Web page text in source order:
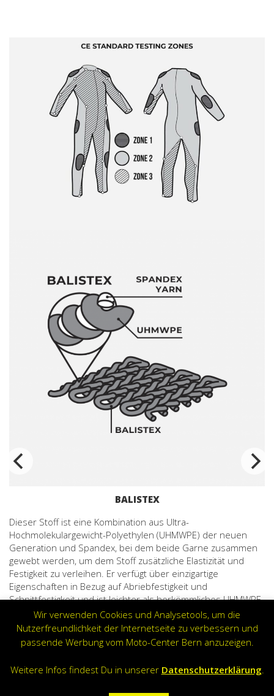
BALISTEX
Dieser Stoff ist eine Kombination aus Ultra-
Hochmolekulargewicht-Polyethylen (UHMWPE) der neuen
Generation und Spandex, bei dem beide Garne zusammen
gewebt werden, um dem Stoff zusätzliche Elastizität und
Festigkeit zu verleihen. Er verfügt über einzigartige
Eigenschaften in Bezug auf Abriebfestigkeit und
Schnittfestigkeit und ist leichter als herkömmliches UHMWPE.
Ursprünglich für militärische und rechtshandhavende
Ausrüstung verwendet, steht diese Technologie nun auch
für Motorrad- und Fahrradkleidung zur Verfügung und wird
von PANDO MOTO für die Herstellung unserer Baselayer-
Produkte eingesetzt.
Wir verwenden Cookies und Analysetools, um die
Nutzerfreundlichkeit der Internetseite zu verbessern und
passende Werbung vom Moto-Center Bern anzuzeigen.
Weitere Infos findest Du in unserer Datenschutzerklärung